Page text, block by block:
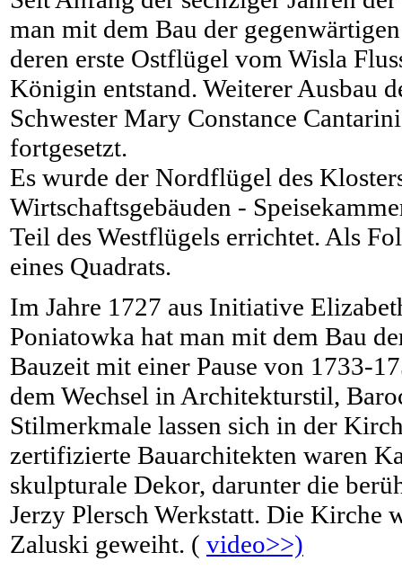
man mit dem Bau der
deren erste Ostflügel vom Wisla
Königin entstand. Weiterer Ausbau
Schwester Mary Constance
fortgesetzt.
Es wurde der Nordflügel des
Wirtschaftsgebäuden -
Teil des Westflügels errichtet. Als
eines Quadrats.
Im Jahre 1727 aus Initiative
Poniatowka hat man mit dem Bau
Bauzeit mit einer Pause von 1733-
dem Wechsel in Architekturstil,
Stilmerkmale lassen sich in der
zertifizierte Bauarchitekten waren
skulpturale Dekor, darunter die
Jerzy Plersch Werkstatt. Die Kirche
Zaluski geweiht. ( video>>)